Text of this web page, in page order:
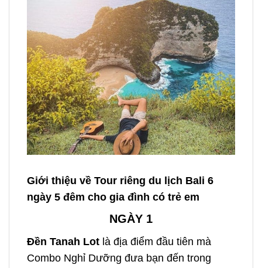
Giới thiệu về Tour riêng du lịch Bali 6
ngày 5 đêm cho gia đình có trẻ em
NGÀY 1
Đền Tanah Lot là địa điểm đầu tiên mà
Combo Nghỉ Dưỡng đưa bạn đến trong